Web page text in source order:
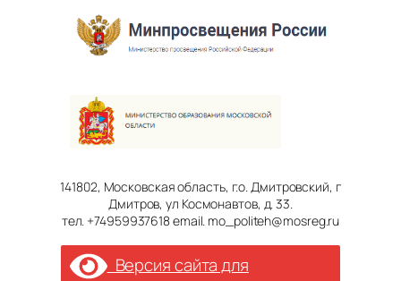
141802, Московская область, г.о. Дмитровский, г
Дмитров, ул Космонавтов, д. 33.
тел. +74959937618 email. mo_politeh@mosreg.ru
Версия сайта для